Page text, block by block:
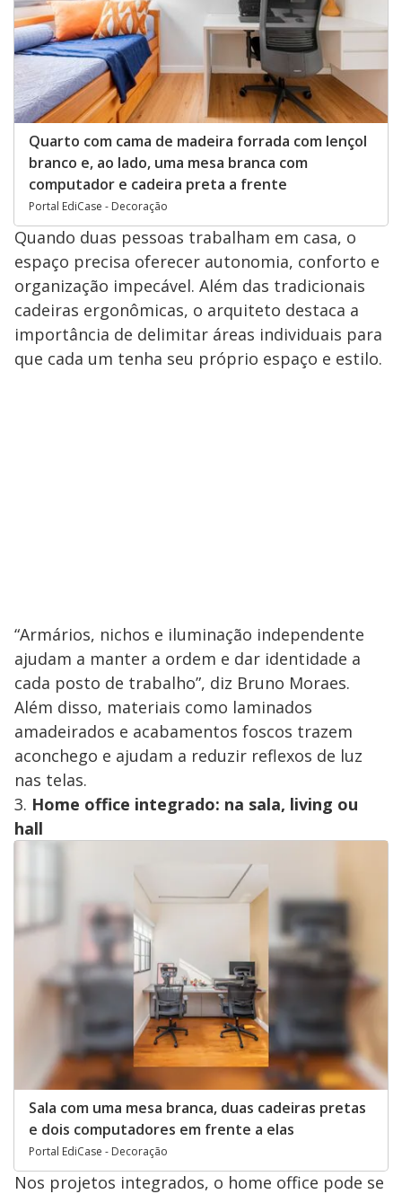
Quarto com cama de madeira forrada com lençol
branco e, ao lado, uma mesa branca com
computador e cadeira preta a frente
Portal EdiCase - Decoração
Quando duas pessoas trabalham em casa, o
espaço precisa oferecer autonomia, conforto e
organização impecável. Além das tradicionais
cadeiras ergonômicas, o arquiteto destaca a
importância de delimitar áreas individuais para
que cada um tenha seu próprio espaço e estilo.
“Armários, nichos e iluminação independente
ajudam a manter a ordem e dar identidade a
cada posto de trabalho”, diz Bruno Moraes.
Além disso, materiais como laminados
amadeirados e acabamentos foscos trazem
aconchego e ajudam a reduzir reflexos de luz
nas telas.
3. Home office integrado: na sala, living ou
hall
Sala com uma mesa branca, duas cadeiras pretas
e dois computadores em frente a elas
Portal EdiCase - Decoração
Nos projetos integrados, o home office pode se